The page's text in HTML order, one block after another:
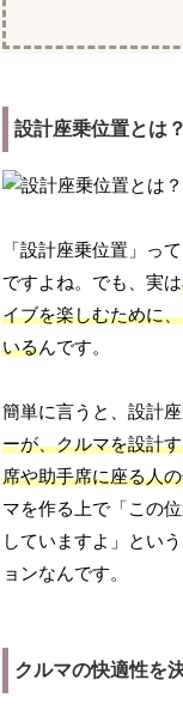
設計座乗位置とは？
「設計座乗位置」っ
ですよね。でも、実は
イブを楽しむために
いるんです。
簡単に言うと、設計
ーが、クルマを設計
席や助手席に座る人
マを作る上で「この
していますよ」とい
ョンなんです。
クルマの快適性を